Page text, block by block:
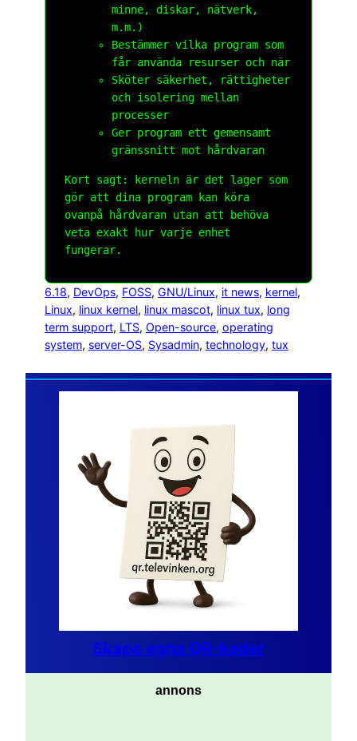
minne, diskar, nätverk,
m.m.)
Bestämmer vilka program som
får använda resurser och när
Sköter säkerhet, rättigheter
och isolering mellan
processer
Ger program ett gemensamt
gränssnitt mot hårdvaran
Kort sagt: kerneln är det lager som
gör att dina program kan köra
ovanpå hårdvaran utan att behöva
veta exakt hur varje enhet
fungerar.
6.18, DevOps, FOSS, GNU/Linux, it news, kernel
Linux, linux kernel, linux mascot, linux tux, long
term support, LTS, Open-source, operating
system, server-OS, Sysadmin, technology, tux
Skapa egna QR-koder
annons